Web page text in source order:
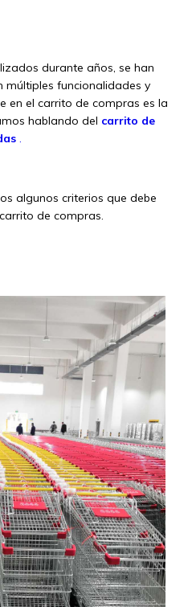
durante años, se han
funcionalidades y
en el carrito de compras es la
hablando del carrito de
.
algunos criterios que debe
de compras.